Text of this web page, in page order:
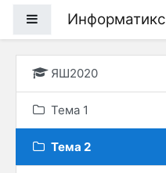
Боковая панель
Информатикс
ЯШ2020
Тема 1
Тема 2